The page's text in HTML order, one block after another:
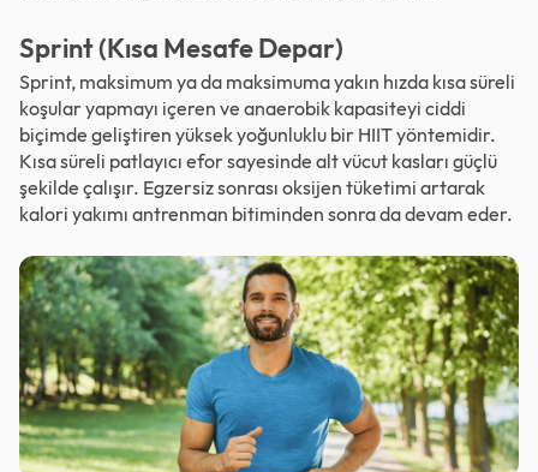
Sprint (Kısa Mesafe Depar)
Sprint, maksimum ya da maksimuma yakın hızda kısa süreli
koşular yapmayı içeren ve anaerobik kapasiteyi ciddi
biçimde geliştiren yüksek yoğunluklu bir HIIT yöntemidir.
Kısa süreli patlayıcı efor sayesinde alt vücut kasları güçlü
şekilde çalışır. Egzersiz sonrası oksijen tüketimi artarak
kalori yakımı antrenman bitiminden sonra da devam eder.